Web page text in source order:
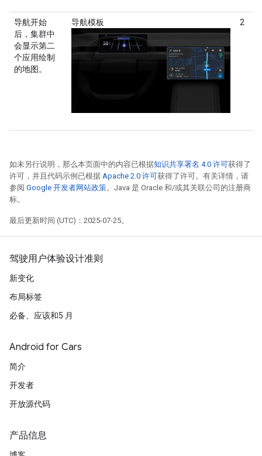
导航开始
后，集群中
会显示第二
个应用绘制
的地图。
导航模板 2
如未另行说明，那么本页面中的内容已根据知识共享署名 4.0 许可获得了
许可，并且代码示例已根据 Apache 2.0 许可获得了许可。有关详情，请
参阅 Google 开发者网站政策。Java 是 Oracle 和/或其关联公司的注册商
标。
最后更新时间 (UTC)：2025-07-25。
驾驶用户体验设计准则
新变化
布局标签
必备、应该和5 月
Android for Cars
简介
开发者
开放源代码
产品信息